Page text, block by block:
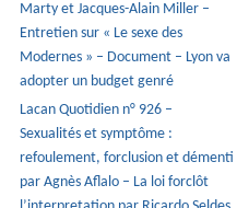
Marty et Jacques-Alain Miller –
Entretien sur « Le sexe des
Modernes » – Document – Lyon va
adopter un budget genré
Lacan Quotidien n° 926 –
Sexualités et symptôme :
refoulement, forclusion et démenti
par Agnès Aflalo – La loi forclôt